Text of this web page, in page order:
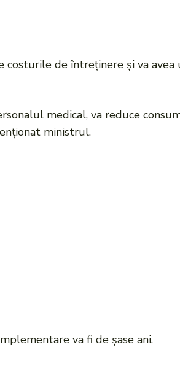
costurile de întreținere și va avea
medical, va reduce
ministrul.
va fi de șase ani.